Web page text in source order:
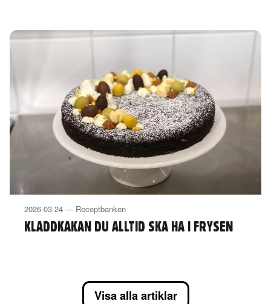
2026-03-24 — Receptbanken
KLADDKAKAN DU ALLTID SKA HA I FRYSEN
Visa alla artiklar